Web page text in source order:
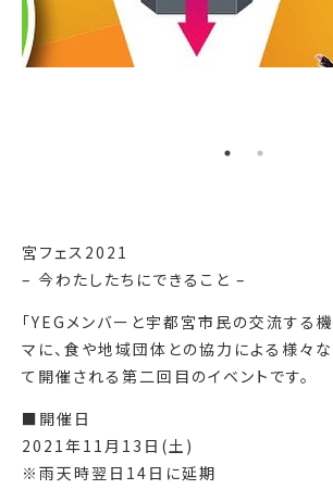
宮フェス2021
– 今わたしたちにできること –
「YEGメンバーと宇都宮市民の交流する
マに、食や地域団体との協力による様々
て開催される第二回目のイベントです。
■開催日
2021年11月13日(土)
※雨天時翌日14日に延期